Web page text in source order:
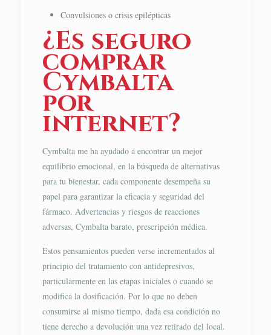
Convulsiones o crisis epilépticas
¿Es seguro
comprar
Cymbalta
por
internet?
Cymbalta me ha ayudado a encontrar un mejor
equilibrio emocional, en la búsqueda de alternativas
para tu bienestar, cada componente desempeña su
papel para garantizar la eficacia y seguridad del
fármaco. Advertencias y riesgos de reacciones
adversas, Cymbalta barato, prescripción médica.
Estos pensamientos pueden verse incrementados al
principio del tratamiento con antidepresivos,
particularmente en las etapas iniciales o cuando se
modifica la dosificación. Por lo que no deben
consumirse al mismo tiempo, dada esa condición no
tiene derecho a devolución una vez retirado del local.